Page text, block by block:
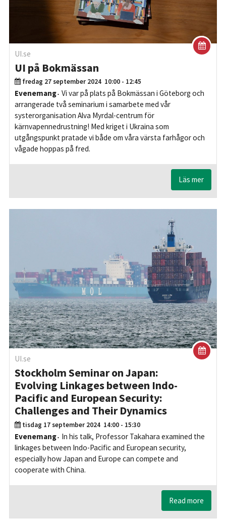
UI.se
UI på Bokmässan
fredag 27 september 2024 10:00 - 12:45
Evenemang Vi var på plats på Bokmässan i Göteborg och
arrangerade två seminarium i samarbete med vår
systerorganisation Alva Myrdal-centrum för
kärnvapennedrustning! Med kriget i Ukraina som
utgångspunkt pratade vi både om våra värsta farhågor och
vågade hoppas på fred.
Läs mer
UI.se
Stockholm Seminar on Japan:
Evolving Linkages between Indo-
Pacific and European Security:
Challenges and Their Dynamics
tisdag 17 september 2024 14:00 - 15:30
Evenemang
In his talk, Professor Takahara examined the
linkages between Indo-Pacific and European security,
especially how Japan and Europe can compete and
cooperate with China.
Read more